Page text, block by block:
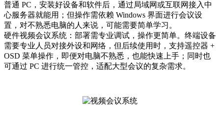
普通 PC，安装好设备和软件后，通过局域网或互联网接入中
心服务器就能用；但操作需依赖 Windows 界面进行会议设
置，对不熟悉电脑的人来说，可能需要简单学习。
硬件视频会议系统：部署需专业调试，操作更简单。终端设备
需要专业人员对接外设和网络，但后续使用时，支持遥控器 +
OSD 菜单操作，即便对电脑不熟悉，也能快速上手；同时也
可通过 PC 进行统一管控，适配大型会议的复杂需求。